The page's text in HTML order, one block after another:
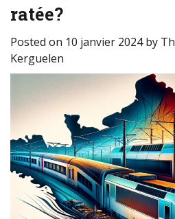
ratée?
Posted on 10 janvier 2024by
Kerguelen